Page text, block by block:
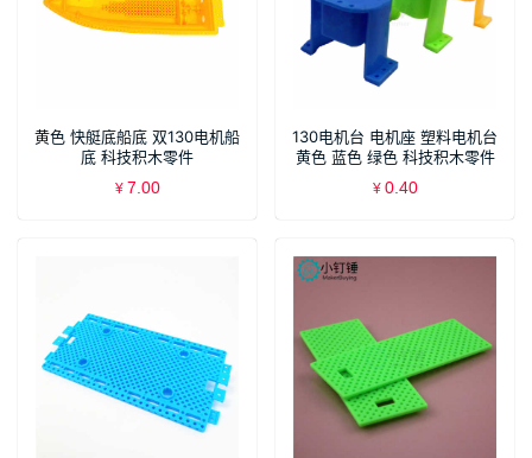
黄色 快艇底船底 双130电机船
底 科技积木零件
¥ 7.00
130电机台 电机座 塑料电机台
黄色 蓝色 绿色 科技积木零件
¥ 0.40